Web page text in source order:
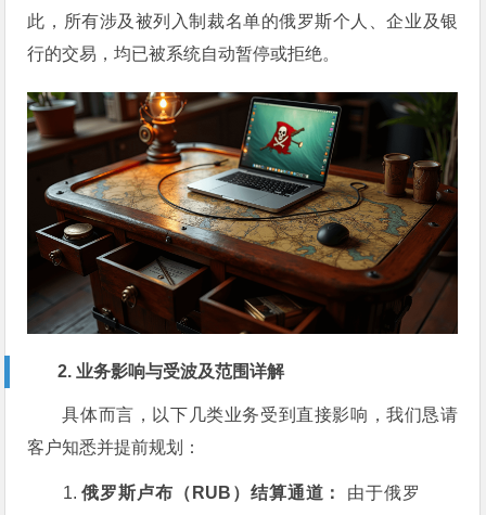
此，所有涉及被列入制裁名单的俄罗斯个人、企业及银
行的交易，均已被系统自动暂停或拒绝。
2. 业务影响与受波及范围详解
具体而言，以下几类业务受到直接影响，我们恳请
客户知悉并提前规划：
俄罗斯卢布（RUB）结算通道：
由于俄罗